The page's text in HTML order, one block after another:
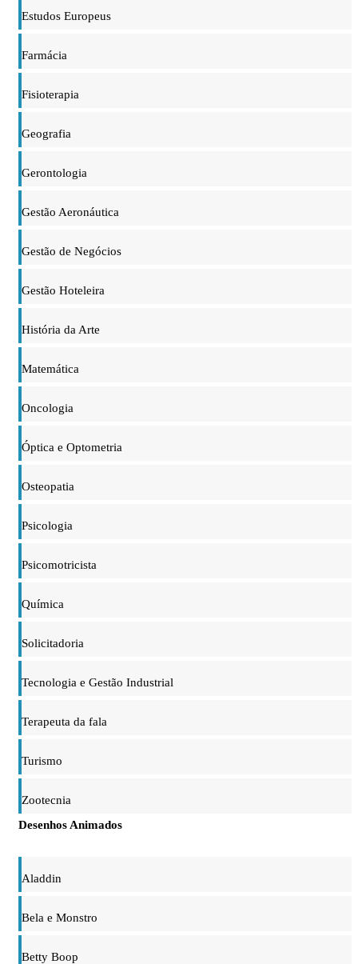
Estudos Europeus
Farmácia
Fisioterapia
Geografia
Gerontologia
Gestão Aeronáutica
Gestão de Negócios
Gestão Hoteleira
História da Arte
Matemática
Oncologia
Óptica e Optometria
Osteopatia
Psicologia
Psicomotricista
Química
Solicitadoria
Tecnologia e Gestão Industrial
Terapeuta da fala
Turismo
Zootecnia
Desenhos Animados
Aladdin
Bela e Monstro
Betty Boop